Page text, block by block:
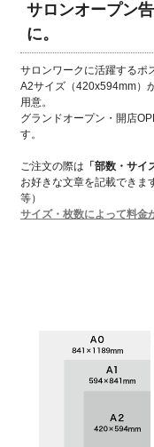
サロンオープン
に。
サロンワークに活躍するポ
A2サイズ（420x594mm）
用意。
グランドオープン・開店
す。
ご注文の際は 「部数・サイ
お好きな文章を記載できま
等）
サイズ・枚数によって料金